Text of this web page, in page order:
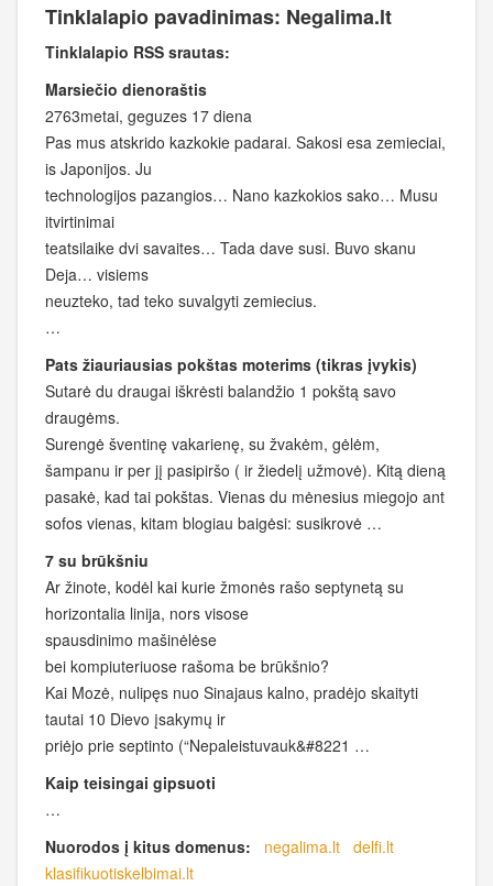
Tinklalapio pavadinimas: Negalima.lt
Tinklalapio RSS srautas:
Marsiečio dienoraštis
2763metai, geguzes 17 diena
Pas mus atskrido kazkokie padarai. Sakosi esa zemieciai,
is Japonijos. Ju
technologijos pazangios… Nano kazkokios sako… Musu
itvirtinimai
teatsilaike dvi savaites… Tada dave susi. Buvo skanu
Deja… visiems
neuzteko, tad teko suvalgyti zemiecius.
…
Pats žiauriausias pokštas moterims (tikras įvykis)
Sutarė du draugai iškrėsti balandžio 1 pokštą savo
draugėms.
Surengė šventinę vakarienę, su žvakėm, gėlėm,
šampanu ir per jį pasipiršo ( ir žiedelį užmovė). Kitą dieną
pasakė, kad tai pokštas. Vienas du mėnesius miegojo ant
sofos vienas, kitam blogiau baigėsi: susikrovė …
7 su brūkšniu
Ar žinote, kodėl kai kurie žmonės rašo septynetą su
horizontalia linija, nors visose
spausdinimo mašinėlėse
bei kompiuteriuose rašoma be brūkšnio?
Kai Mozė, nulipęs nuo Sinajaus kalno, pradėjo skaityti
tautai 10 Dievo įsakymų ir
priėjo prie septinto (“Nepaleistuvauk&#8221 …
Kaip teisingai gipsuoti
…
Nuorodos į kitus domenus:
negalima.lt delfi.lt
klasifikuotiskelbimai.lt